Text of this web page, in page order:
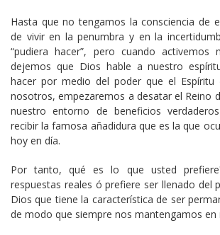
Hasta que no tengamos la consciencia de
de vivir en la penumbra y en la
“pudiera hacer”, pero cuando activemos
dejemos que Dios hable a nuestro
hacer por medio del poder que el Espíritu
nosotros, empezaremos a desatar el Reino
nuestro entorno de beneficios
recibir la famosa añadidura que es la que
hoy en día.
Por tanto, qué es lo que usted
respuestas reales ó prefiere ser llenado del
Dios que tiene la característica de ser
de modo que siempre nos mantengamos en